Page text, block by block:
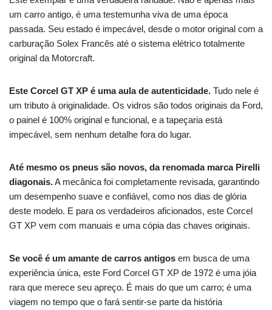
um carro antigo, é uma testemunha viva de uma época
passada. Seu estado é impecável, desde o motor original com a
carburação Solex Francês até o sistema elétrico totalmente
original da Motorcraft.
Este Corcel GT XP é uma aula de autenticidade. Tudo nele é
um tributo à originalidade. Os vidros são todos originais da Ford,
o painel é 100% original e funcional, e a tapeçaria está
impecável, sem nenhum detalhe fora do lugar.
Até mesmo os pneus são novos, da renomada marca Pirelli
diagonais.A mecânica foi completamente revisada, garantindo
um desempenho suave e confiável, como nos dias de glória
deste modelo. E para os verdadeiros aficionados, este Corcel
GT XP vem com manuais e uma cópia das chaves originais.
Se você é um amante de carros antigos em busca de uma
experiência única, este Ford Corcel GT XP de 1972 é uma jóia
rara que merece seu apreço. É mais do que um carro; é uma
viagem no tempo que o fará sentir-se parte da história